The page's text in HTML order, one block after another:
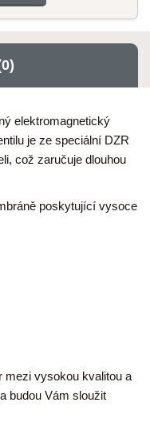
elektromagnetický
je ze speciální DZR
což zaručuje dlouhou
poskytující vysoce
mezi vysokou kvalitou a
budou Vám sloužit